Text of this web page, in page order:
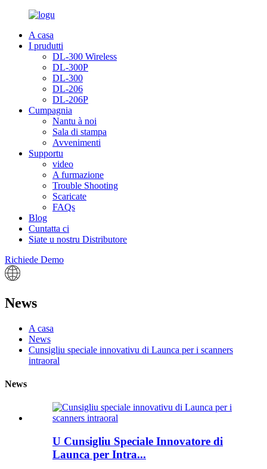
A casa
I prudutti
DL-300 Wireless
DL-300P
DL-300
DL-206
DL-206P
Cumpagnia
Nantu à noi
Sala di stampa
Avvenimenti
Supportu
video
A furmazione
Trouble Shooting
Scaricate
FAQs
Blog
Cuntatta ci
Siate u nostru Distributore
Richiede Demo
News
A casa
News
Cunsigliu speciale innovativu di Launca per i scanners
intraoral
News
U Cunsigliu Speciale Innovatore di
Launca per Intra...